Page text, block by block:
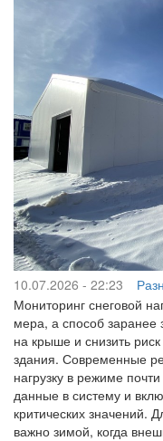
10.07.2026 - 22:23
Мониторинг снеговой
мера, а способ заранее
на крыше и снизить
здания. Современные
нагрузку в режиме
данные в систему и
критических значений.
важно зимой, когда